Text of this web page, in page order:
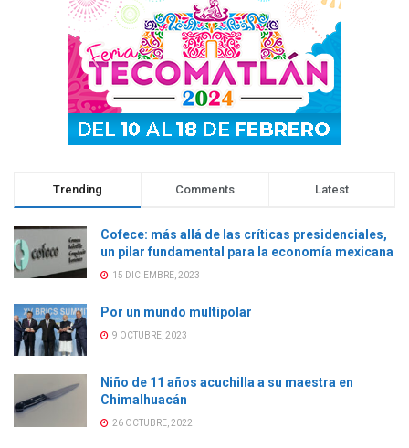
n
t
a
n
e
v
a
)
e
n
a
n
a
n
u
e
v
a
)
n
t
a
n
a
n
u
e
v
a
)
Trending Comments Latest
Cofece: más allá de las críticas presidenciales,
un pilar fundamental para la economía mexicana
15 DICIEMBRE, 2023
Por un mundo multipolar
9 OCTUBRE, 2023
Niño de 11 años acuchilla a su maestra en
Chimalhuacán
26 OCTUBRE, 2022